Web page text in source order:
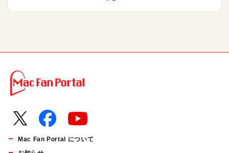
Mac Fan Portal について